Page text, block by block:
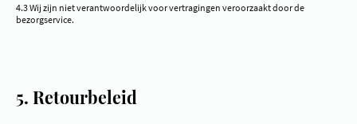
4.3 Wij zijn niet verantwoordelijk voor vertragingen veroorzaakt door de
bezorgservice.
5. Retourbeleid